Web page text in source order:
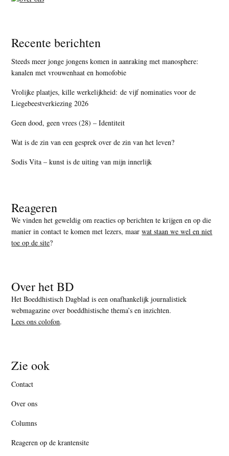
Recente berichten
Steeds meer jonge jongens komen in aanraking met manosphere:
kanalen met vrouwenhaat en homofobie
Vrolijke plaatjes, kille werkelijkheid: de vijf nominaties voor de
Liegebeestverkiezing 2026
Geen dood, geen vrees (28) – Identiteit
Wat is de zin van een gesprek over de zin van het leven?
Sodis Vita – kunst is de uiting van mijn innerlijk
Reageren
We vinden het geweldig om reacties op berichten te krijgen en op die
manier in contact te komen met lezers, maarwat staan we wel en niet
toe op de site?
Over het BD
Het Boeddhistisch Dagblad is een onafhankelijk journalistiek
webmagazine over boeddhistische thema’s en inzichten.
Lees ons colofon.
Zie ook
Contact
Over ons
Columns
Reageren op de krantensite